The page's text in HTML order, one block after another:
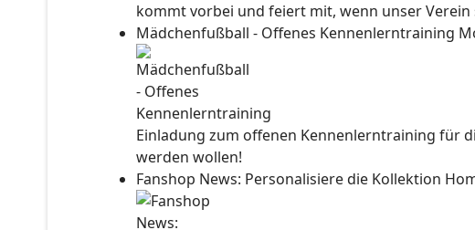
kommt vorbei und feiert mit, wenn unser
Mädchenfußball - Offenes Kennenlerntraining
Einladung zum offenen Kennenlerntraining für
werden wollen!
Fanshop News: Personalisiere die Kollektion